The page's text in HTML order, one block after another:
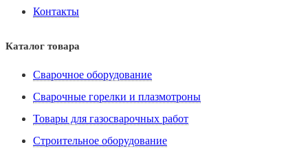
Контакты
Каталог товара
Сварочное оборудование
Сварочные горелки и плазмотроны
Товары для газосварочных работ
Строительное оборудование